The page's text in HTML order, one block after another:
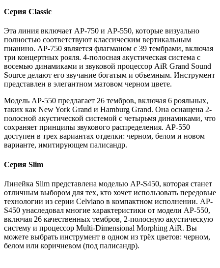
Серия Classic
Эта линия включает AP-750 и AP-550, которые визуально
полностью соответствуют классическим вертикальным
пианино. AP-750 является флагманом с 39 тембрами, включая
три концертных рояля. 4-полосная акустическая система с
восемью динамиками и звуковой процессор AiR Grand Sound
Source делают его звучание богатым и объемным. Инструмент
представлен в элегантном матовом черном цвете.
Модель AP-550 предлагает 26 тембров, включая 6 рояльных,
таких как New York Grand и Hamburg Grand. Она оснащена 2-
полосной акустической системой с четырьмя динамиками, что
сохраняет принципы звукового распределения. AP-550
доступен в трех вариантах отделки: черном, белом и новом
варианте, имитирующем палисандр.
Серия Slim
Линейка Slim представлена моделью AP-S450, которая станет
отличным выбором для тех, кто хочет использовать передовые
технологии из серии Celviano в компактном исполнении. AP-
S450 унаследовал многие характеристики от модели AP-550,
включая 26 качественных тембров, 2-полосную акустическую
систему и процессор Multi-Dimensional Morphing AiR. Вы
можете выбрать инструмент в одном из трёх цветов: черном,
белом или коричневом (под палисандр).